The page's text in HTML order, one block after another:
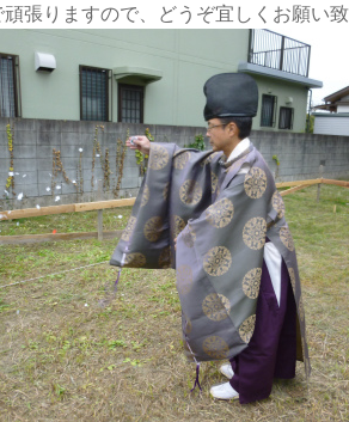
張りますので、どうぞ宜しくお願い